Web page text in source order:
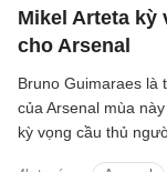
Mikel Arteta kỳ
cho Arsenal
Bruno Guimaraes là
của Arsenal mùa
kỳ vọng cầu thủ